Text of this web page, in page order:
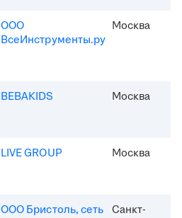
ООО
ВсеИнструменты.ру
Москва
BEBAKIDS Москва
LIVE GROUP Москва
ООО Бристоль, сеть Санкт-